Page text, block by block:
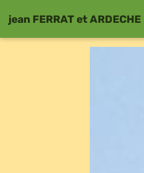
jean FERRAT et ARDECHE